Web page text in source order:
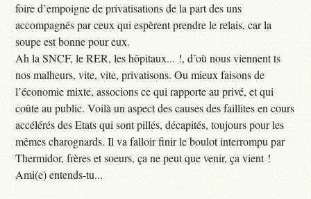
foire d’empoigne de privatisations de la part des uns
accompagnés par ceux qui espèrent prendre le relais, car la
soupe est bonne pour eux.
Ah la SNCF, le RER, les hôpitaux... !, d’où nous viennent ts
nos malheurs, vite, vite, privatisons. Ou mieux faisons de
l’économie mixte, associons ce qui rapporte au privé, et qui
coûte au public. Voilà un aspect des causes des faillites en cours
accélérés des Etats qui sont pillés, décapités, toujours pour les
mêmes charognards. Il va falloir finir le boulot interrompu par
Thermidor, frères et soeurs, ça ne peut que venir, ça vient !
Ami(e) entends-tu...